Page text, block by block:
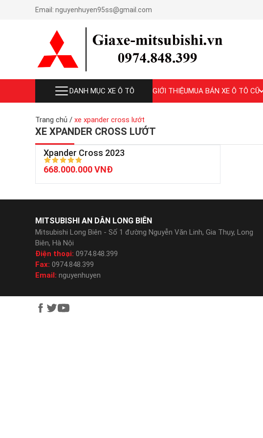
Email: nguyenhuyen95ss@gmail.com
DANH MỤC XE Ô TÔ GIỚI THIỆUMUA BÁN XE Ô TÔ CŨ
Trang chủ / xe xpander cross lướt
XE XPANDER CROSS LƯỚT
Xpander Cross 2023
668.000.000 VNĐ
MITSUBISHI AN DÂN LONG BIÊN
Mitsubishi Long Biên - Số 1 đường Nguyễn Văn Linh, Gia Thụy, Long
Biên, Hà Nội
Điện thoại: 0974.848.399
Fax: 0974.848.399
Email: nguyenhuyen